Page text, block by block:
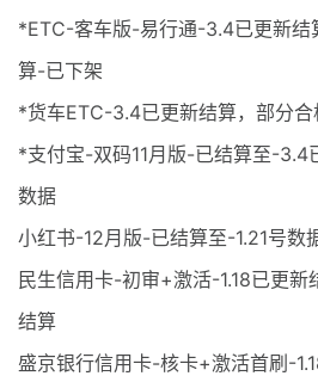
*ETC-客车版-易行通-3.4已更新结
算-已下架
*货车ETC-3.4已更新结算，部分
*支付宝-双码11月版-已结算至-3.4
数据
小红书-12月版-已结算至-1.21号数
民生信用卡-初审+激活-1.18已更新
结算
盛京银行信用卡-核卡+激活首刷-